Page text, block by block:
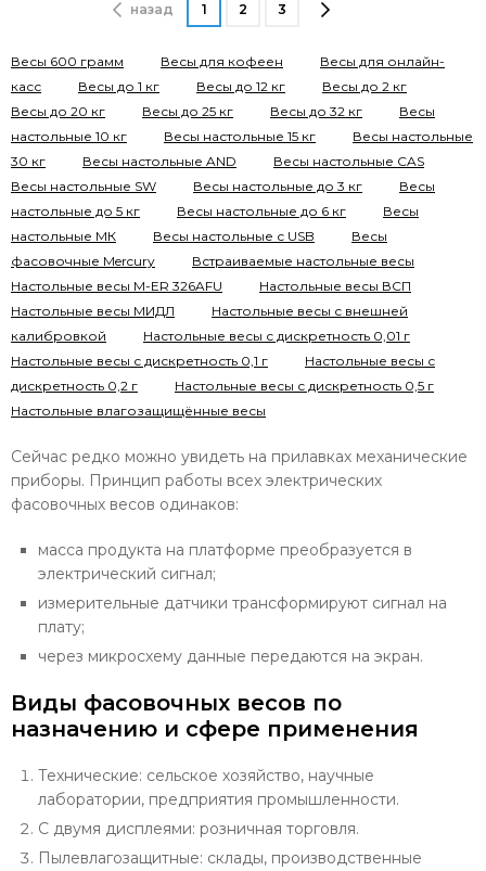
назад 1 2 3
Весы 600 грамм Весы для кофеен
Весы для онлайн-
касс
Весы до 1 кг Весы до 12 кг
Весы до 2 кг
Весы до 20 кг
Весы до 25 кг Весы до 32 кг
Весы
настольные 10 кг
Весы настольные 15 кг
Весы настольные
30 кг
Весы настольные AND
Весы настольные CAS
Весы настольные SW
Весы настольные до 3 кг
Весы
настольные до 5 кг
Весы настольные до 6 кг
Весы
настольные МК
Весы настольные с USB
Весы
фасовочные Mercury
Встраиваемые настольные весы
Настольные весы M-ER 326AFU
Настольные весы ВСП
Настольные весы МИДЛ
Настольные весы с внешней
калибровкой
Настольные весы с дискретность 0,01 г
Настольные весы с дискретность 0,1 г
Настольные весы с
дискретность 0,2 г
Настольные весы с дискретность 0,5 г
Настольные влагозащищённые весы
Сейчас редко можно увидеть на прилавках механические
приборы. Принцип работы всех электрических
фасовочных весов одинаков:
масса продукта на платформе преобразуется в
электрический сигнал;
измерительные датчики трансформируют сигнал на
плату;
через микросхему данные передаются на экран.
Виды фасовочных весов по
назначению и сфере применения
Технические: сельское хозяйство, научные
лаборатории, предприятия промышленности.
С двумя дисплеями: розничная торговля.
Пылевлагозащитные: склады, производственные